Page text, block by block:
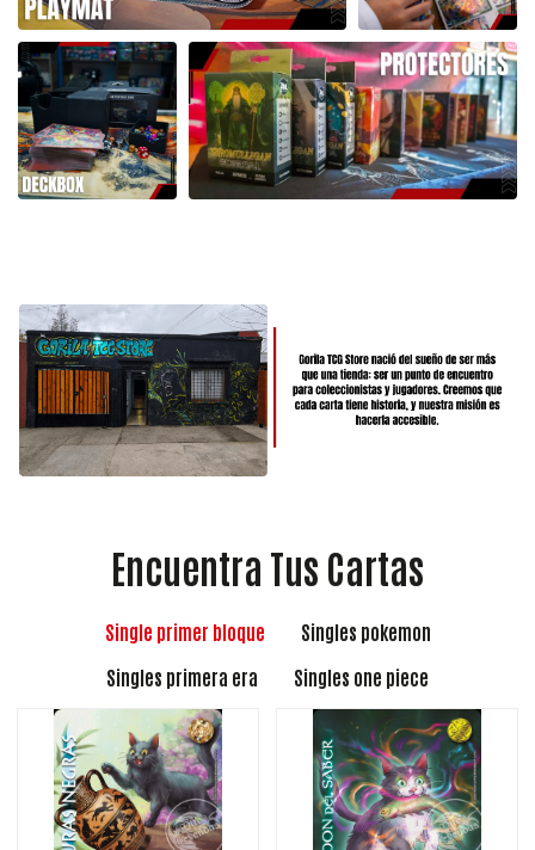
Encuentra Tus Cartas
Single primer bloque
Singles pokemon
Singles primera era
Singles one piece